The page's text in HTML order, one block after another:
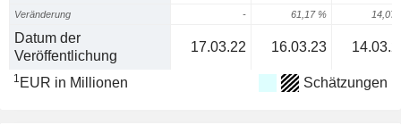
Veränderung - 61,17 % 14,07
Datum der
Veröffentlichung
17.03.22 16.03.23
1 EUR in Millionen Schätzungen